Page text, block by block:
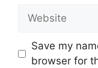
Website
Save my
browser for